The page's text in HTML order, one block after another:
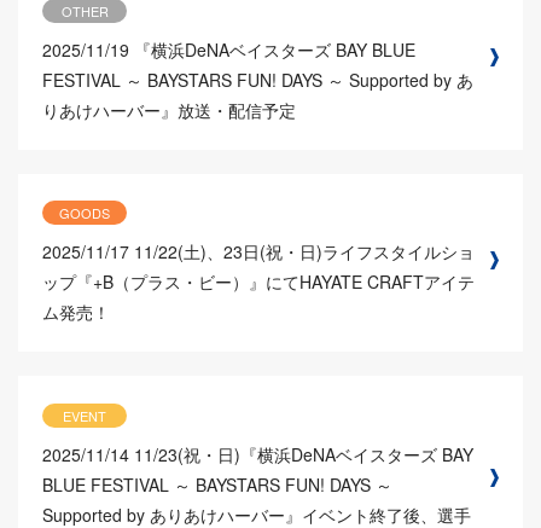
OTHER
2025/11/19
『横浜DeNAベイスターズ BAY BLUE
FESTIVAL ～ BAYSTARS FUN! DAYS ～ Supported by あ
りあけハーバー』放送・配信予定
GOODS
2025/11/17 11/22(土)、23日(祝・日)ライフスタイルショ
ップ『+B（プラス・ビー）』にてHAYATE CRAFTアイテ
ム発売！
EVENT
2025/11/14 11/23(祝・日)『横浜DeNAベイスターズ BAY
BLUE FESTIVAL ～ BAYSTARS FUN! DAYS ～
Supported by ありあけハーバー』イベント終了後、選手